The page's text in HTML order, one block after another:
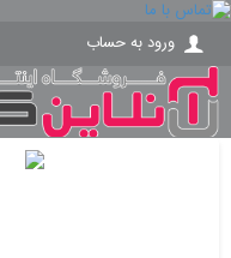
ورود به حساب